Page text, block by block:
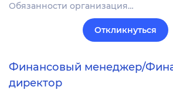
Обязанности организация…
Откликнуться
Финансовый менеджер/
директор